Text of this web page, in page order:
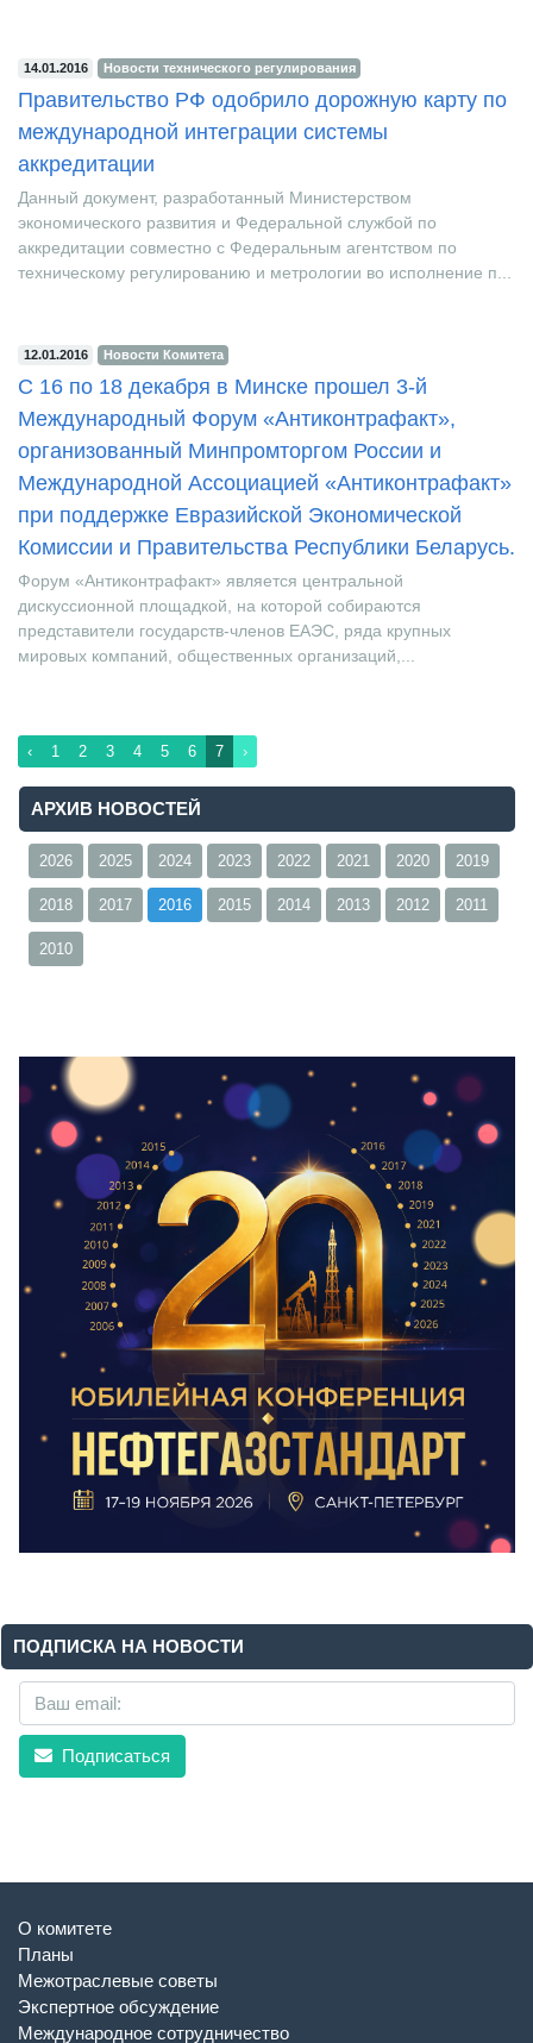
14.01.2016 Новости технического регулирования
Правительство РФ одобрило дорожную карту по
международной интеграции системы
аккредитации
Данный документ, разработанный Министерством
экономического развития и Федеральной службой по
аккредитации совместно с Федеральным агентством по
12.01.2016 Новости Комитета
С 16 по 18 декабря в Минске прошел 3-й
Международный Форум «Антиконтрафакт»,
организованный Минпромторгом России и
Международной Ассоциацией «Антиконтрафакт»
при поддержке Евразийской Экономической
Комиссии и Правительства Республики Беларусь.
Форум «Антиконтрафакт» является центральной
дискуссионной площадкой, на которой собираются
представители государств-членов ЕАЭС, ряда крупных
АРХИВ НОВОСТЕЙ
2026 2025 2024 2023 2022 2021 2020 2019
2018 2017 2016 2015 2014 2013 2012 2011
2010
ПОДПИСКА НА НОВОСТИ
Подписаться
О комитете
Планы
Межотраслевые советы
Экспертное обсуждение